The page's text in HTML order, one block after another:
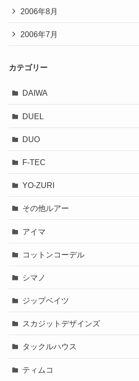
2006年8月
2006年7月
カテゴリー
DAIWA
DUEL
DUO
F-TEC
YO-ZURI
その他ルアー
アイマ
コットンコーデル
シマノ
ジップベイツ
スカジットデザインズ
タックルハウス
ティムコ